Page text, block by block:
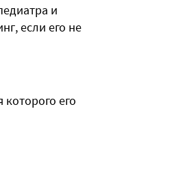
и
если его не
его